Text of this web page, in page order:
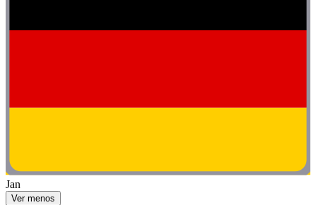
Jan
Ver menos